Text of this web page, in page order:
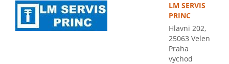
LM SERVIS
PRINC
Hlavni 202,
25063 Velen
Praha
vychod